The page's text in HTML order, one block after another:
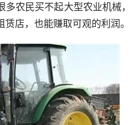
农民买不起大型农业机械，
店，也能赚取可观的利润。